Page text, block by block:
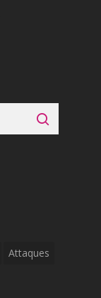
Attaques